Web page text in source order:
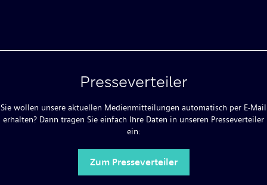
Presseverteiler
Sie wollen unsere aktuellen Medienmitteilungen automatisch per E-Mail
erhalten? Dann tragen Sie einfach Ihre Daten in unseren Presseverteiler
ein:
Zum Presseverteiler